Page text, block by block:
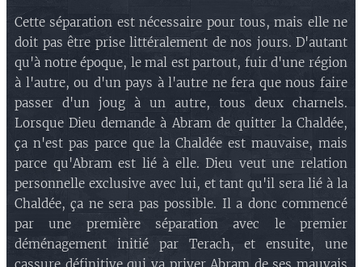
Cette séparation est nécessaire pour tous, mais elle ne
doit pas être prise littéralement de nos jours. D'autant
qu'à notre époque, le mal est partout, fuir d'une région
à l'autre, ou d'un pays à l'autre ne fera que nous faire
passer d'un joug à un autre, tous deux charnels.
Lorsque Dieu demande à Abram de quitter la Chaldée,
ça n'est pas parce que la Chaldée est mauvaise, mais
parce qu'Abram est lié à elle. Dieu veut une relation
personnelle exclusive avec lui, et tant qu'il sera lié à la
Chaldée, ça ne sera pas possible. Il a donc commencé
par une première séparation avec le premier
déménagement initié par Terach, et ensuite, une